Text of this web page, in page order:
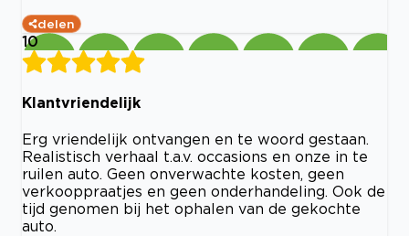
delen
10
Klantvriendelijk
Erg vriendelijk ontvangen en te woord gestaan.
Realistisch verhaal t.a.v. occasions en onze in te
ruilen auto. Geen onverwachte kosten, geen
verkooppraatjes en geen onderhandeling. Ook de
tijd genomen bij het ophalen van de gekochte
auto.